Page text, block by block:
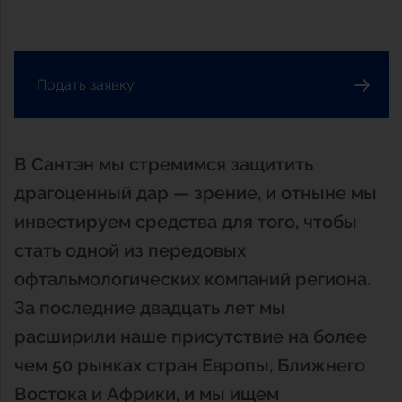
Передача ценностей
Портфель продуктов
Условия использования
Обзор
Конфиденциальность данных
Обзор
Политика в отношении использования файлов
Подать заявку
В Сантэн мы стремимся защитить
драгоценный дар — зрение, и отныне мы
инвестируем средства для того, чтобы
стать одной из передовых
офтальмологических компаний региона.
За последние двадцать лет мы
расширили наше присутствие на более
чем 50 рынках стран Европы, Ближнего
Востока и Африки, и мы ищем